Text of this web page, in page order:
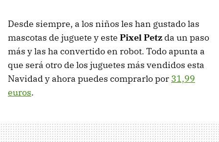
Desde siempre, a los niños les han gustado las
mascotas de juguete y este Pixel Petz da un paso
más y las ha convertido en robot. Todo apunta a
que será otro de los juguetes más vendidos esta
Navidad y ahora puedes comprarlo por 31,99
euros.